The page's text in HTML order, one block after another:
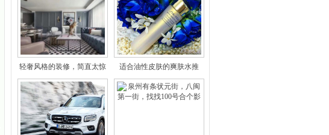
轻奢风格的装修，简直太惊
艳了！
适合油性皮肤的爽肤水推
荐！超补